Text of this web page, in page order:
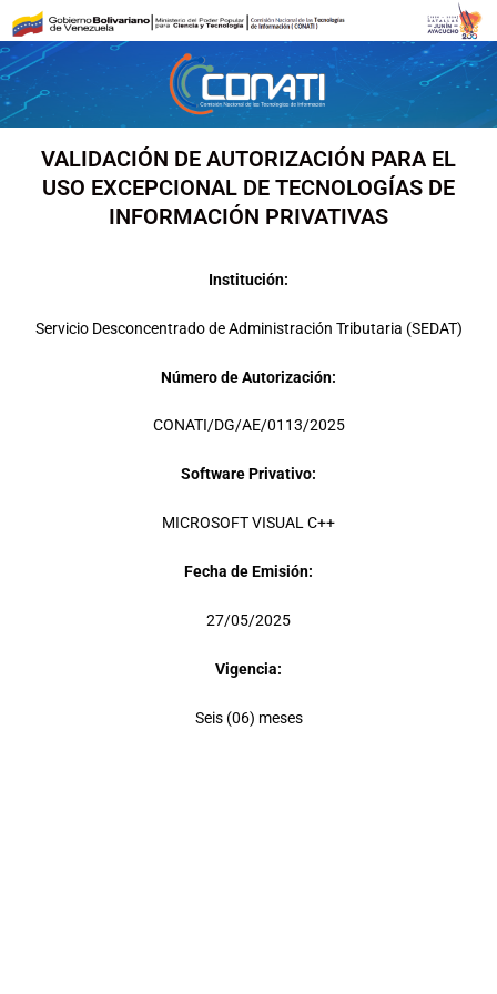
contenido
VALIDACIÓN DE AUTORIZACIÓN PARA EL
USO EXCEPCIONAL DE TECNOLOGÍAS DE
INFORMACIÓN PRIVATIVAS
Institución:
Servicio Desconcentrado de Administración Tributaria (SEDAT)
Número de Autorización:
CONATI/DG/AE/0113/2025
Software Privativo:
MICROSOFT VISUAL C++
Fecha de Emisión:
27/05/2025
Vigencia:
Seis (06) meses